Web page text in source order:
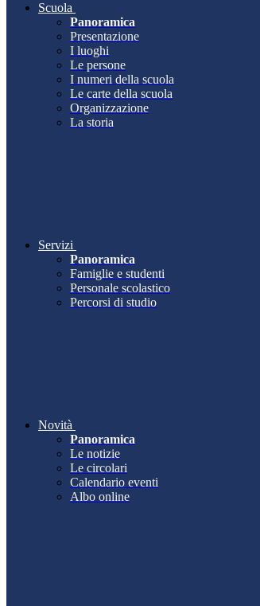
Scuola
Panoramica
Presentazione
I luoghi
Le persone
I numeri della scuola
Le carte della scuola
Organizzazione
La storia
Servizi
Panoramica
Famiglie e studenti
Personale scolastico
Percorsi di studio
Novità
Panoramica
Le notizie
Le circolari
Calendario eventi
Albo online